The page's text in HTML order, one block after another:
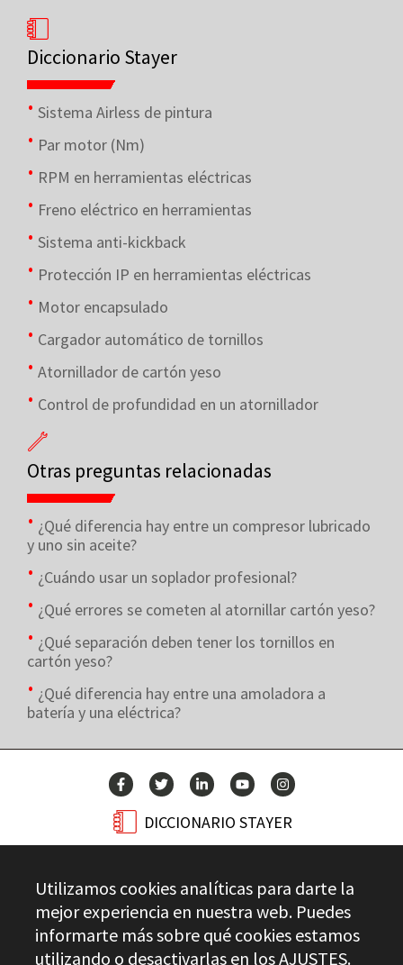
Diccionario Stayer
Sistema Airless de pintura
Par motor (Nm)
RPM en herramientas eléctricas
Freno eléctrico en herramientas
Sistema anti-kickback
Protección IP en herramientas eléctricas
Motor encapsulado
Cargador automático de tornillos
Atornillador de cartón yeso
Control de profundidad en un atornillador
Otras preguntas relacionadas
¿Qué diferencia hay entre un compresor lubricado
y uno sin aceite?
¿Cuándo usar un soplador profesional?
¿Qué errores se cometen al atornillar cartón yeso?
¿Qué separación deben tener los tornillos en
cartón yeso?
¿Qué diferencia hay entre una amoladora a
batería y una eléctrica?
DICCIONARIO STAYER
CONTACTO
Utilizamos cookies analíticas para darte la
mejor experiencia en nuestra web. Puedes
informarte más sobre qué cookies estamos
utilizando o desactivarlas en losAJUSTES.